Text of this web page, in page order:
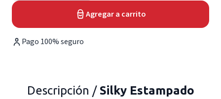
Agregar a carrito
Pago 100% seguro
Descripción /Silky Estampado